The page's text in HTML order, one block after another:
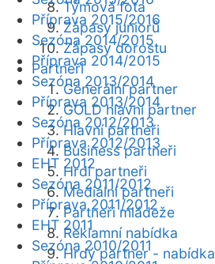
Týmová fota
Zápasy juniorů
Zápasy dorostu
Partneři
Generální partner
GOLD hlavní partner
Hlavní partneři
Business partneři
Hrdí partneři
Mediální partneři
Partneři mládeže
Reklamní nabídka
Hrdý partner - nabídka
Příprava 2015/2016
Sezóna 2014/2015
Příprava 2014/2015
Sezóna 2013/2014
Příprava 2013/2014
Sezóna 2012/2013
Příprava 2012/2013
EHT 2012
Sezóna 2011/2012
Příprava 2011/2012
EHT 2011
Sezóna 2010/2011